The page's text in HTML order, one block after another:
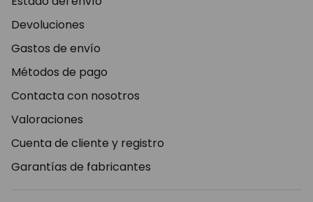
Devoluciones
Gastos de envío
Métodos de pago
Contacta con nosotros
Valoraciones
Cuenta de cliente y registro
Garantías de fabricantes